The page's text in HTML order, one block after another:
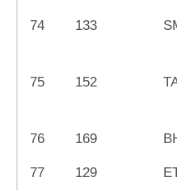
74 133
75 152
76 169
77 129